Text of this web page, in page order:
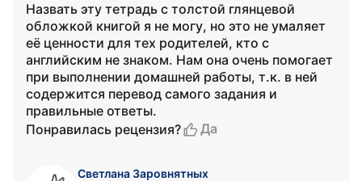
Назвать эту тетрадь с толстой глянцевой
обложкой книгой я не могу, но это не умаляет
её ценности для тех родителей, кто с
английским не знаком. Нам она очень помогает
при выполнении домашней работы, т.к. в ней
содержится перевод самого задания и
правильные ответы.
Понравилась рецензия?
Да
Светлана Заровнятных